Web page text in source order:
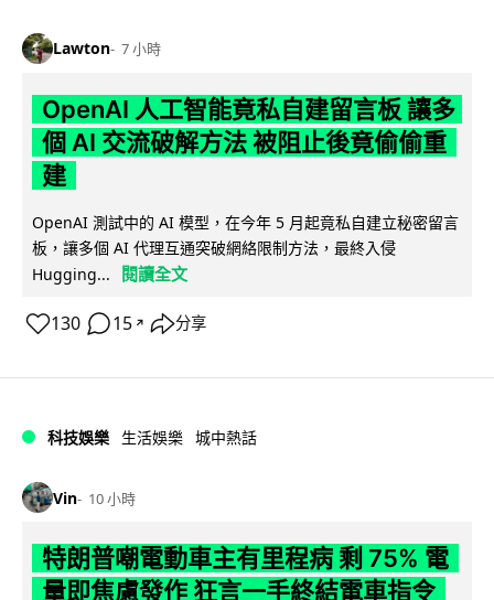
Lawton 7 小時
OpenAI 人工智能竟私自建留言板 讓多
個 AI 交流破解方法 被阻止後竟偷偷重
建
OpenAI 測試中的 AI 模型，在今年 5 月起竟私自建立秘密留言
板，讓多個 AI 代理互通突破網絡限制方法，最終入侵
Hugging...
閱讀全文
130 15 ↗ 分享
科技娛樂 生活娛樂 城中熱話
Vin 10 小時
特朗普嘲電動車主有里程病 剩 75% 電
量即焦慮發作 狂言一手終結電車指令